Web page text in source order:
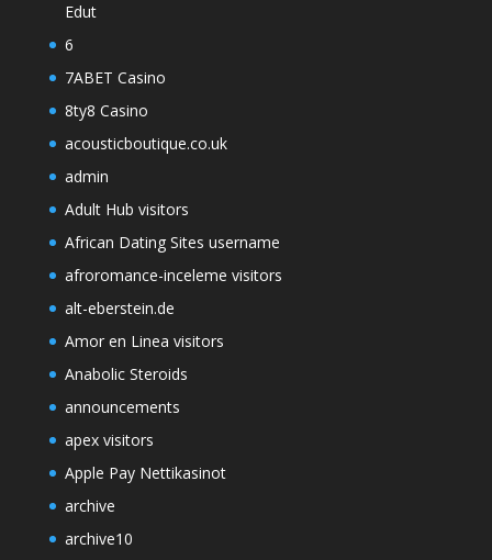
Edut
6
7ABET Casino
8ty8 Casino
acousticboutique.co.uk
admin
Adult Hub visitors
African Dating Sites username
afroromance-inceleme visitors
alt-eberstein.de
Amor en Linea visitors
Anabolic Steroids
announcements
apex visitors
Apple Pay Nettikasinot
archive
archive10